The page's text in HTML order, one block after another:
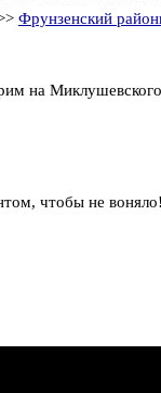
Фрунзенский
на
чтобы не